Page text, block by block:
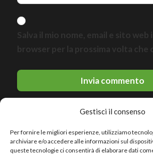
Gestisci il consenso
Per fornire le migliori esperienze, utilizziamo
archiviare e/o accedere alle informazioni sul
queste tecnologie ci consentirà di elaborare dati
Salva il mio nome, email e sito web
browser per la prossima volta che